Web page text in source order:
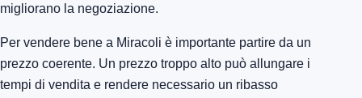
migliorano la negoziazione.
Per vendere bene a Miracoli è importante partire da un
prezzo coerente. Un prezzo troppo alto può allungare i
tempi di vendita e rendere necessario un ribasso